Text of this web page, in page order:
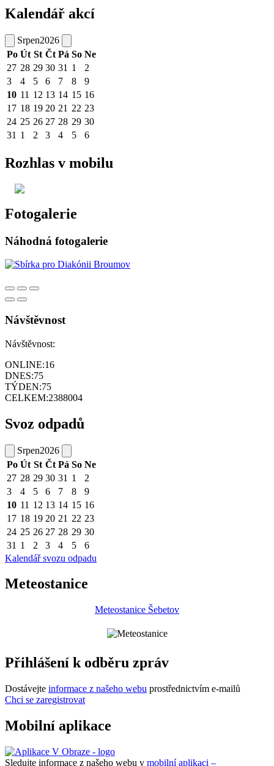
Kalendář akcí
Srpen2026
Po Út St Čt Pá So Ne
27 28 29 30 31 1
2
3
4 5 6 7 8
9
10 11 12 13 14 15 16
17 18 19 20 21 22 23
24 25 26 27 28 29 30
31 1 2 3 4 5 6
Rozhlas v mobilu
Fotogalerie
Náhodná fotogalerie
Návštěvnost
Návštěvnost:
ONLINE:16
DNES:75
TÝDEN:75
CELKEM:2388004
Svoz odpadů
Srpen2026
Po Út St Čt Pá So Ne
27 28 29 30 31 1
2
3
4 5 6 7 8
9
10 11 12 13 14 15 16
17 18 19 20 21 22 23
24 25 26 27 28 29 30
31 1 2 3 4 5
6
Kalendář svozu odpadu
Meteostanice
Meteostanice Šebetov
Přihlášení k odběru zpráv
Dostávejte informace z našeho webu prostřednictvím e-mailů
Chci se zaregistrovat
Mobilní aplikace
Sledujte informace z našeho webu v mobilní aplikaci –